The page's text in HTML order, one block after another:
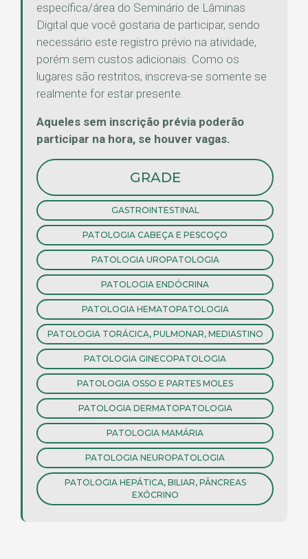
específica/área do Seminário de Lâminas
Digital que você gostaria de participar, sendo
necessário este registro prévio na atividade,
porém sem custos adicionais. Como os
lugares são restritos, inscreva-se somente se
realmente for estar presente.
Aqueles sem inscrição prévia poderão
participar na hora, se houver vagas.
GRADE
GASTROINTESTINAL
PATOLOGIA CABEÇA E PESCOÇO
PATOLOGIA UROPATOLOGIA
PATOLOGIA ENDÓCRINA
PATOLOGIA HEMATOPATOLOGIA
PATOLOGIA TORÁCICA, PULMONAR, MEDIASTINO
PATOLOGIA GINECOPATOLOGIA
PATOLOGIA OSSO E PARTES MOLES
PATOLOGIA DERMATOPATOLOGIA
PATOLOGIA MAMÁRIA
PATOLOGIA NEUROPATOLOGIA
PATOLOGIA HEPÁTICA, BILIAR, PÂNCREAS
EXÓCRINO